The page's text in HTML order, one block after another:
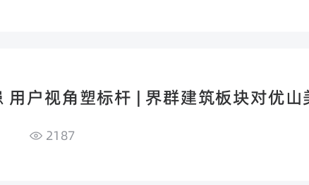
户视角塑标杆 | 界群建筑板块对优山
2187